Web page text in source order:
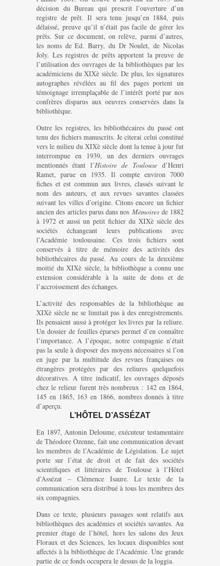
décision du Bureau qui prescrit l’ouverture d’un
registre de prêt. Il sera tenu jusqu’en 1884, puis
délaissé, preuve qu’il n’était pas facile de gérer les
prêts. Sur ce document, on relève, parmi d’autres,
les noms de Ed. Barry, du Dr Noulet, de Nicolas
Joly. Les registres de prêts apportent la preuve de
l’utilisation des ouvrages de la bibliothèques par les
académiciens du XIXè siècle. De plus, les signatures
autographes révélées au fil des pages portent un
témoignage irremplaçable de l’intérêt porté par nos
confrères disparus aux oeuvres conservées dans la
bibliothèque.
Outre les registres, les bibliothécaires du passé ont
tenu des fichiers manuscrits. Je citerai celui constitué
vers le milieu du XIXè siècle dont la tenue à jour fut
interrompue en 1939, un des derniers ouvrages
mentionnés étant l’Histoire de Touloused’Henri
Ramet, parue en 1935. Il compte environ 7000
fiches et est commun aux livres, classés suivant le
nom des auteurs, et aux revues savantes classées
suivant les villes d’origine. Citons encore un fichier
ancien des articles parus dans nos Mémoiresde 1882
à 1972 et aussi un petit fichier du XIXè siècle des
sociétés échangeant leurs publications avec
l’Académie toulousaine. Ces trois fichiers sont
conservés à titre de mémoire des activités des
bibliothécaires du passé. Au cours de la deuxième
moitié du XIXè siècle, la bibliothèque a connu une
extension considérable à la suite de dons et de
l’accroissement des échanges.
L’activité des responsables de la bibliothèque au
XIXè siècle ne se limitait pas à des enregistrements.
Ils pensaient aussi à protéger les livres par la reliure.
Un dossier de feuilles éparses permet d’en connaître
l’importance. A l’époque, notre compagnie n’était
pas la seule à disposer des moyens nécessaires si l’on
en juge par la multitude des revues françaises ou
étrangères protégées par des reliures quelquefois
décoratives. A titre indicatif, les ouvrages déposés
chez le relieur furent très nombreux : 142 en 1864,
145 en 1865, 163 en 1866, nombres donnés à titre
d’aperçu.
L’HÔTEL D’ASSÉZAT
En 1897, Antonin Deloume, exécuteur testamentaire
de Théodore Ozenne, fait une communication devant
les membres de l’Académie de Législation. Le sujet
porte sur l’état de droit et de fait des sociétés
scientifiques et littéraires de Toulouse à l’Hôtel
d’Assézat – Clémence Isaure. Le texte de la
communication sera distribué à tous les membres des
six compagnies.
Dans ce texte, plusieurs passages sont relatifs aux
bibliothèques des académies et sociétés savantes. Au
premier étage de l’hötel, hors les salons des Jeux
Floraux et des Sciences, les locaux disponibles sont
affectés à la bibliothèque de l’Académie. Une grande
partie de ce fonds occupera le dessus de la loggia.